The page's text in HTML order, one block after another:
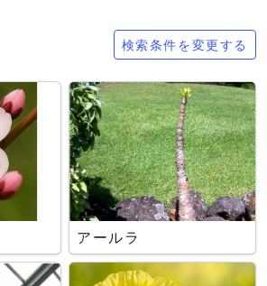
検索条件を変更する
アールラ